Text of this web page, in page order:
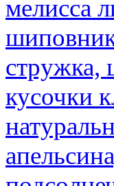
мелисса
стружка,
кусочки